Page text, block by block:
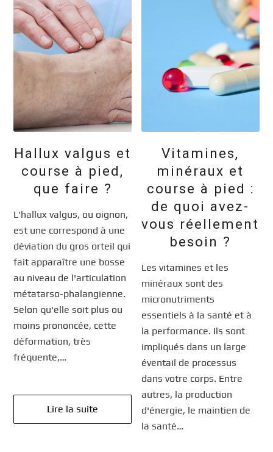
Hallux valgus et
course à pied,
que faire ?
L’hallux valgus, ou oignon,
est une correspond à une
déviation du gros orteil qui
fait apparaître une bosse
au niveau de l'articulation
métatarso-phalangienne.
Selon qu'elle soit plus ou
moins prononcée, cette
déformation, très
fréquente,…
Lire la suite
Vitamines,
minéraux et
course à pied :
de quoi avez-
vous réellement
besoin ?
Les vitamines et les
minéraux sont des
micronutriments
essentiels à la santé et à
la performance. Ils sont
impliqués dans un large
éventail de processus
dans votre corps. Entre
autres, la production
d'énergie, le maintien de
la santé…